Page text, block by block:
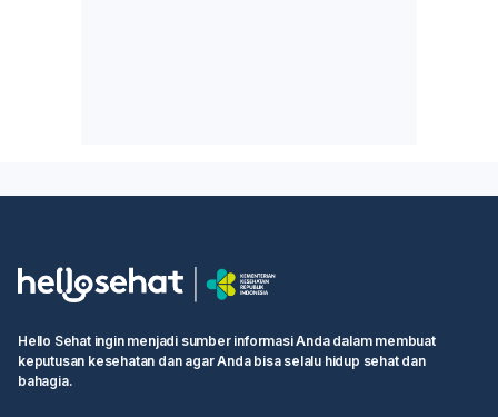
Hello Sehat ingin menjadi sumber informasi Anda dalam membuat
keputusan kesehatan dan agar Anda bisa selalu hidup sehat dan
bahagia.